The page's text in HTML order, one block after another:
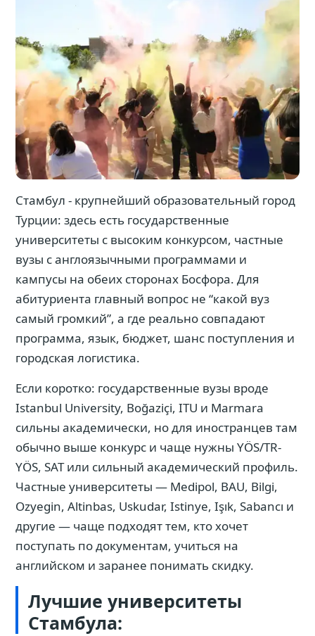
Стамбул - крупнейший образовательный город
Турции: здесь есть государственные
университеты с высоким конкурсом, частные
вузы с англоязычными программами и
кампусы на обеих сторонах Босфора. Для
абитуриента главный вопрос не “какой вуз
самый громкий”, а где реально совпадают
программа, язык, бюджет, шанс поступления и
городская логистика.
Если коротко: государственные вузы вроде
Istanbul University, Boğaziçi, ITU и Marmara
сильны академически, но для иностранцев там
обычно выше конкурс и чаще нужны YÖS/TR-
YÖS, SAT или сильный академический профиль.
Частные университеты — Medipol, BAU, Bilgi,
Ozyegin, Altinbas, Uskudar, Istinye, Işık, Sabancı и
другие — чаще подходят тем, кто хочет
поступать по документам, учиться на
английском и заранее понимать скидку.
Лучшие университеты
Стамбула: